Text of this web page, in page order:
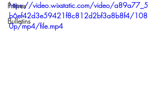
Prières
Bulletins
https://video.wixstatic.com/video/a89a77_5
b6ef42d3e59421f8c812d2bf3a8b8f4/108
0p/mp4/file.mp4